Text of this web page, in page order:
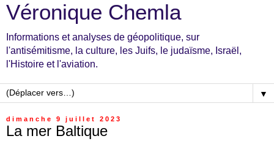
Véronique Chemla
Informations et analyses de géopolitique, sur
l'antisémitisme, la culture, les Juifs, le judaïsme, Israël,
l'Histoire et l'aviation.
▼
dimanche 9 juillet 2023
La mer Baltique